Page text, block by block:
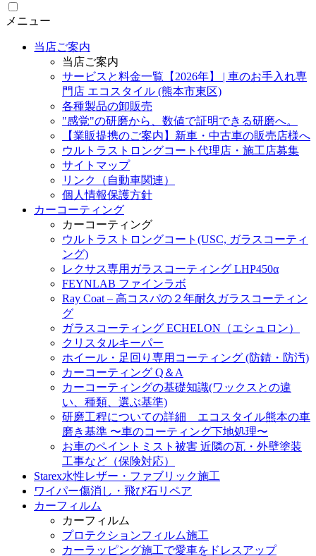
メニュー
当店ご案内
当店ご案内
サービスと料金一覧【2026年】 | 車のお手入れ専
門店 エコスタイル (熊本市東区)
各種製品の卸販売
"感覚"の研磨から、数値で証明できる研磨へ。
【業販提携のご案内】新車・中古車の販売店様へ
ウルトラストロングコート代理店・施工店募集
サイトマップ
リンク（自動車関連）
個人情報保護方針
カーコーティング
カーコーティング
ウルトラストロングコート(USC, ガラスコーティ
ング)
レクサス専用ガラスコーティング LHP450α
FEYNLAB ファインラボ
Ray Coat – 高コスパの２年耐久ガラスコーティン
グ
ガラスコーティング ECHELON（エシュロン）
クリスタルキーパー
ホイール・足回り専用コーティング (防錆・防汚)
カーコーティング Q＆A
カーコーティングの基礎知識(ワックスとの違
い、種類、選ぶ基準)
研磨工程についての詳細 エコスタイル熊本の車
磨き基準 〜車のコーティング下地処理〜
お車のペイントミスト被害 近隣の瓦・外壁塗装
工事など（保険対応）
Starex水性レザー・ファブリック施工
ワイパー傷消し・飛び石リペア
カーフィルム
カーフィルム
プロテクションフィルム施工
カーラッピング施工で愛車をドレスアップ